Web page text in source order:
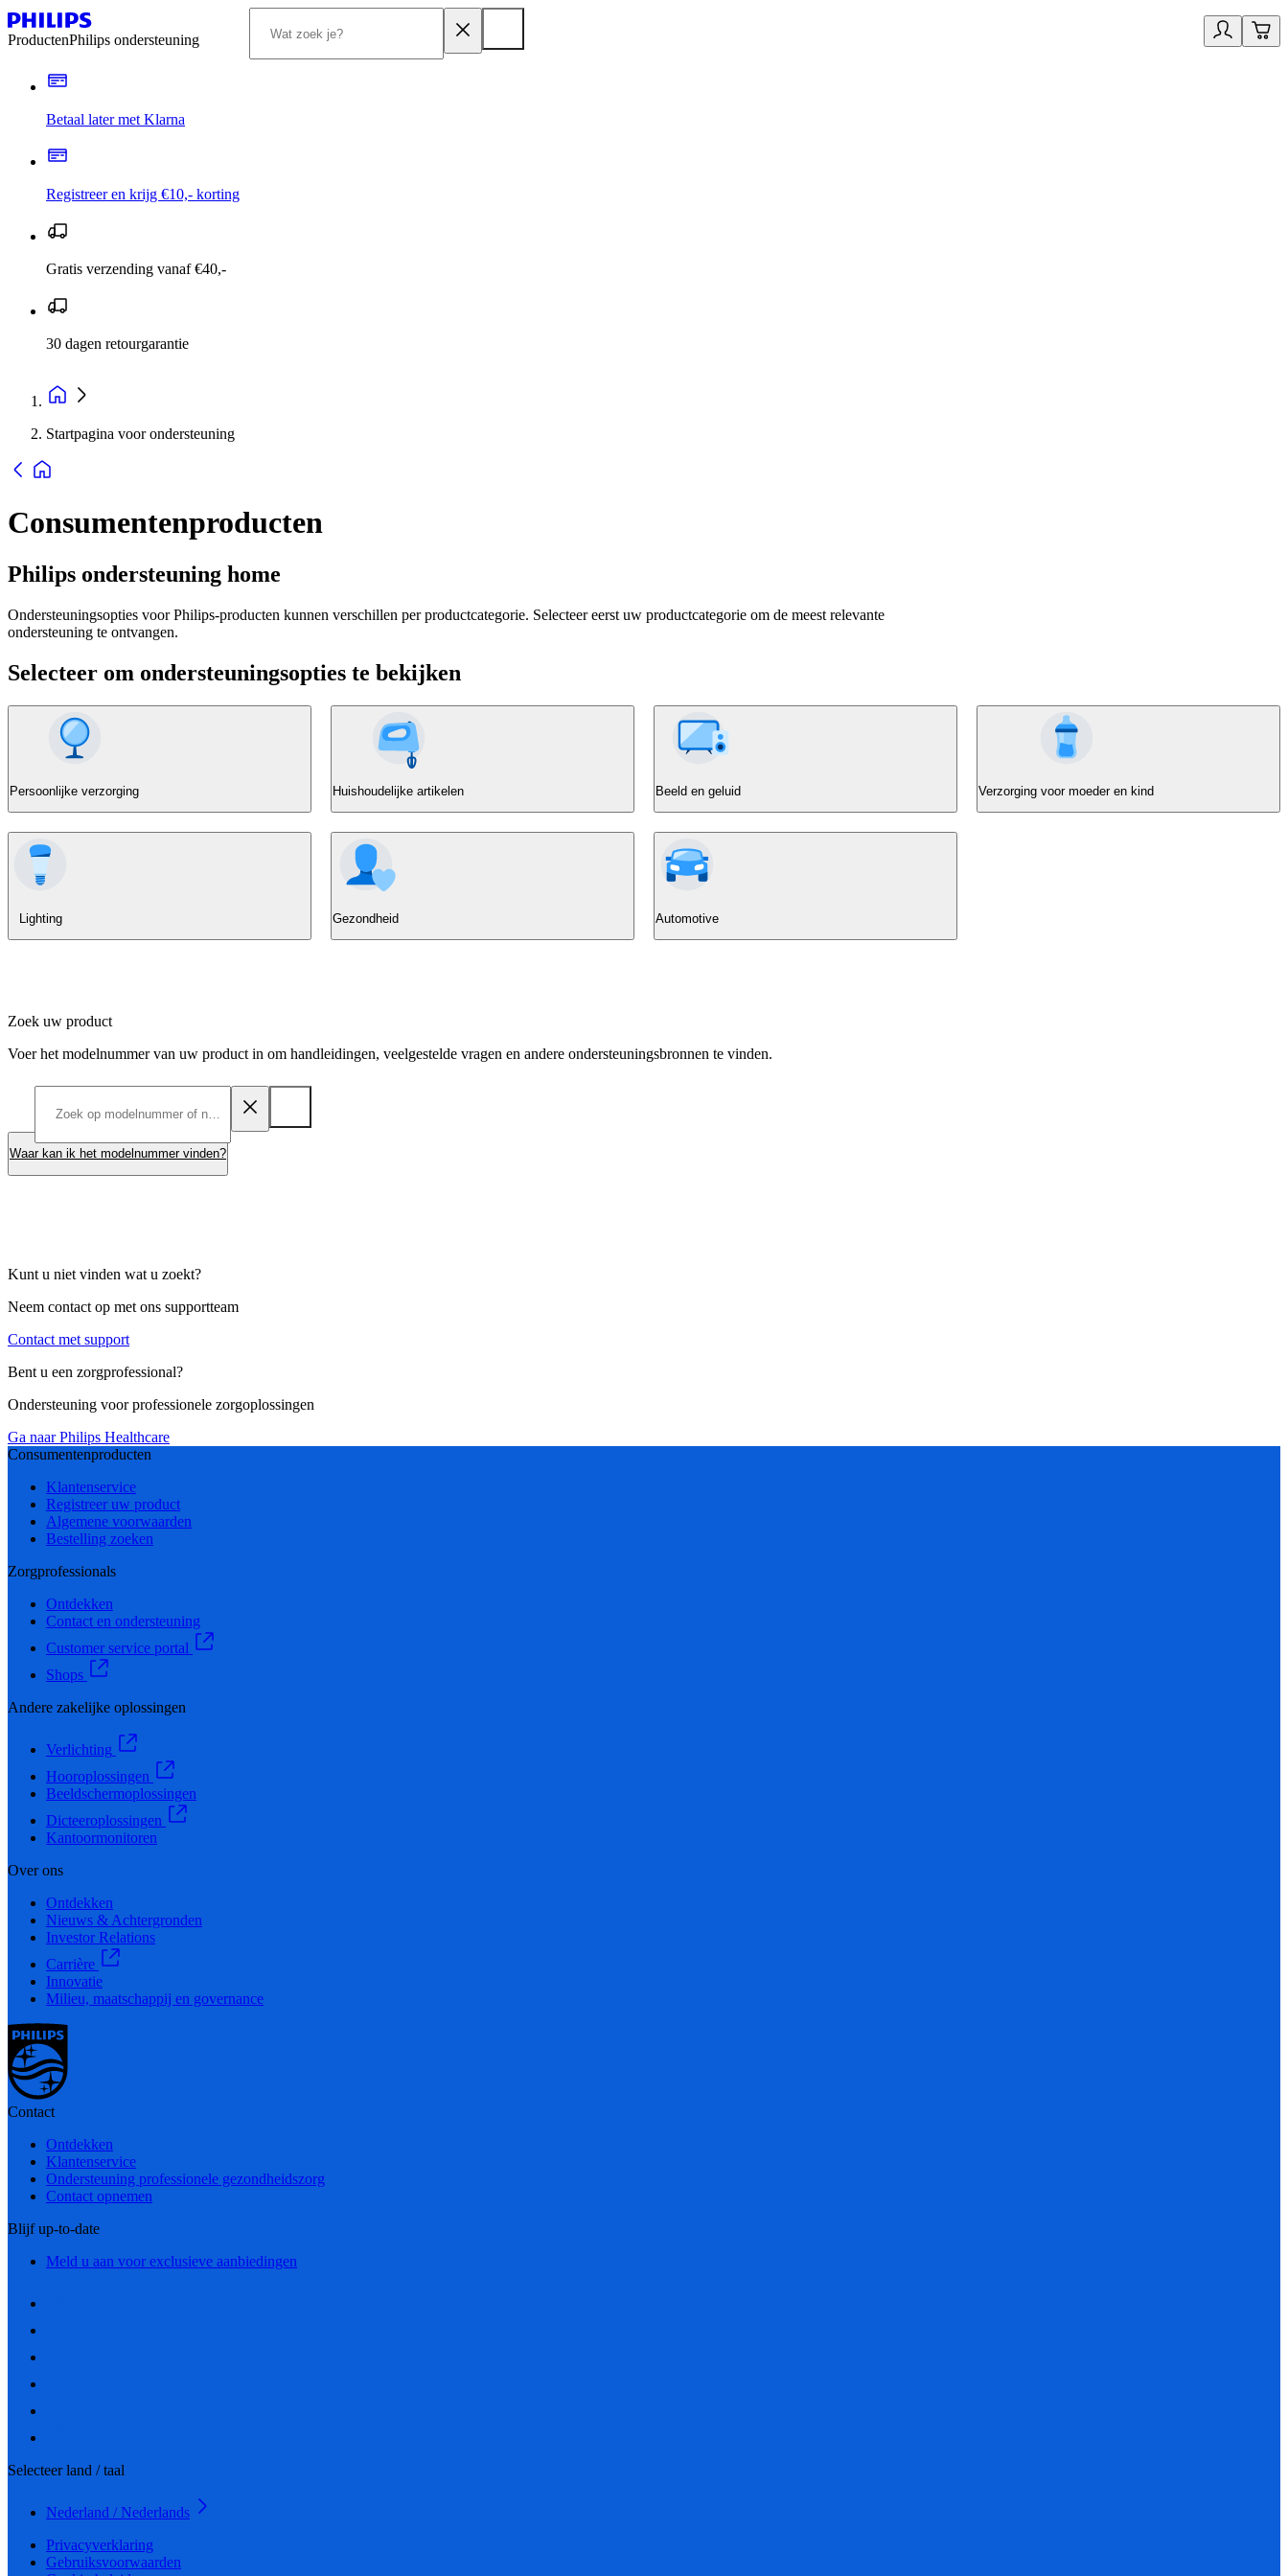
ProductenPhilips ondersteuning
Betaal later met Klarna
Registreer en krijg €10,- korting
Gratis verzending vanaf €40,-
30 dagen retourgarantie
Startpagina voor ondersteuning
Consumentenproducten
Philips ondersteuning home
Ondersteuningsopties voor Philips-producten kunnen verschillen per productcategorie. Selecteer eerst uw productcategorie om de meest relevante
ondersteuning te ontvangen.
Selecteer om ondersteuningsopties te bekijken
Persoonlijke verzorging Huishoudelijke artikelen Beeld en geluid Verzorging voor moeder en kind
Lighting Gezondheid Automotive
Zoek uw product
Voer het modelnummer van uw product in om handleidingen, veelgestelde vragen en andere ondersteuningsbronnen te vinden.
Waar kan ik het modelnummer vinden?
Kunt u niet vinden wat u zoekt?
Neem contact op met ons supportteam
Contact met support
Bent u een zorgprofessional?
Ondersteuning voor professionele zorgoplossingen
Ga naar Philips Healthcare
Consumentenproducten
Klantenservice
Registreer uw product
Algemene voorwaarden
Bestelling zoeken
Zorgprofessionals
Ontdekken
Contact en ondersteuning
Customer service portal
Shops
Andere zakelijke oplossingen
Verlichting
Hooroplossingen
Beeldschermoplossingen
Dicteeroplossingen
Kantoormonitoren
Over ons
Ontdekken
Nieuws & Achtergronden
Investor Relations
Carrière
Innovatie
Milieu, maatschappij en governance
Contact
Ontdekken
Klantenservice
Ondersteuning professionele gezondheidszorg
Contact opnemen
Blijf up-to-date
Meld u aan voor exclusieve aanbiedingen
Selecteer land / taal
Nederland / Nederlands
Privacyverklaring
Gebruiksvoorwaarden